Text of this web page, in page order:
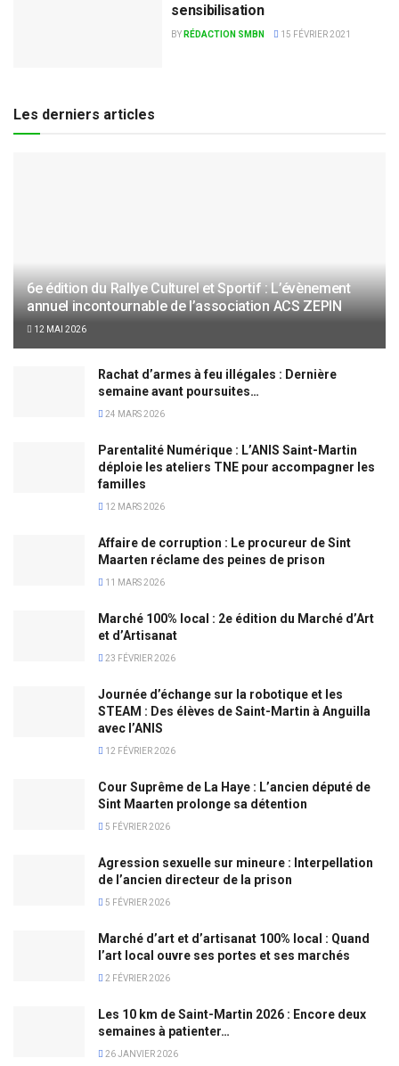
sensibilisation
BY RÉDACTION SMBN 15 FÉVRIER 2021
Les derniers articles
6e édition du Rallye Culturel et Sportif : L’évènement
annuel incontournable de l’association ACS ZEPIN
12 MAI 2026
Rachat d’armes à feu illégales : Dernière
semaine avant poursuites…
24 MARS 2026
Parentalité Numérique : L’ANIS Saint-Martin
déploie les ateliers TNE pour accompagner les
familles
12 MARS 2026
Affaire de corruption : Le procureur de Sint
Maarten réclame des peines de prison
11 MARS 2026
Marché 100% local : 2e édition du Marché d’Art
et d’Artisanat
23 FÉVRIER 2026
Journée d’échange sur la robotique et les
STEAM : Des élèves de Saint-Martin à Anguilla
avec l’ANIS
12 FÉVRIER 2026
Cour Suprême de La Haye : L’ancien député de
Sint Maarten prolonge sa détention
5 FÉVRIER 2026
Agression sexuelle sur mineure : Interpellation
de l’ancien directeur de la prison
5 FÉVRIER 2026
Marché d’art et d’artisanat 100% local : Quand
l’art local ouvre ses portes et ses marchés
2 FÉVRIER 2026
Les 10 km de Saint-Martin 2026 : Encore deux
semaines à patienter…
26 JANVIER 2026